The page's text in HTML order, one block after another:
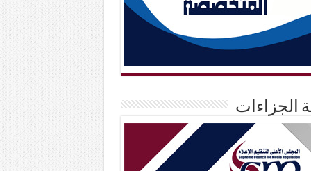
الجزاءات